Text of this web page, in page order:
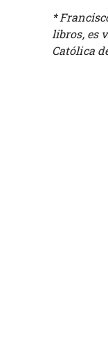
*
libros, es
Católica